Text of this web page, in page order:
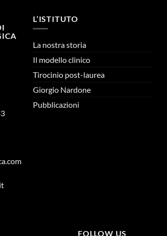
L’ISTITUTO
La nostra storia
Il modello clinico
Tirocinio post-laurea
Giorgio Nardone
Pubblicazioni
FOLLOW US